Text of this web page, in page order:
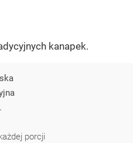
kanapek.
porcji